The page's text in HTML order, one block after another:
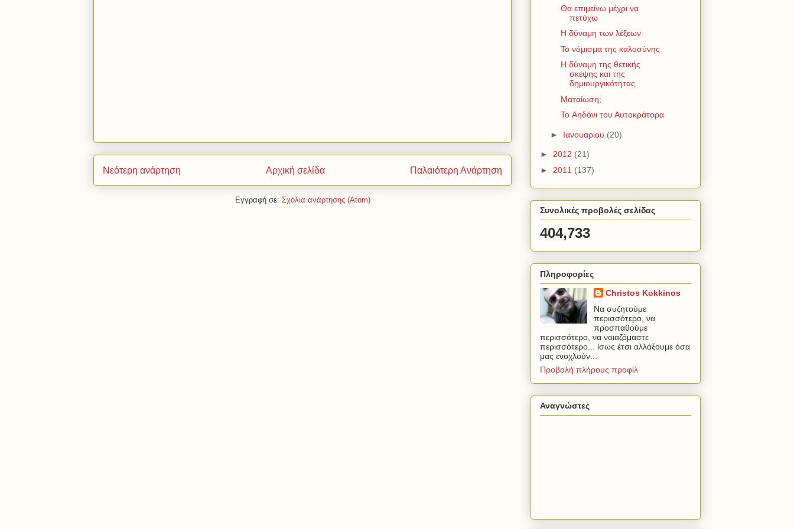
Νεότερη ανάρτηση Παλαιότερη Ανάρτηση
Αρχική σελίδα
Εγγραφή σε: Σχόλια ανάρτησης (Atom)
Θα επιμείνω μέχρι να
πετύχω
Η δύναμη των λέξεων
Το νόμισμα της καλοσύνης
Η δύναμη της θετικής
σκέψης και της
δημιουργικότητας
Ματαίωση;
To Αηδόνι του Αυτοκράτορα
► Ιανουαρίου (20)
► 2012 (21)
► 2011 (137)
Συνολικές προβολές σελίδας
404,733
Πληροφορίες
Christos Kokkinos
Να συζητούμε
περισσότερο, να
προσπαθούμε
περισσότερο, να νοιαζόμαστε
περισσότερο... ίσως έτσι αλλάξουμε όσα
μας ενοχλούν...
Προβολή πλήρους προφίλ
Αναγνώστες